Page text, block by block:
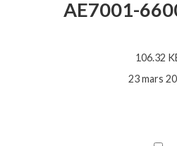
AE7001-
106.32
23 mars